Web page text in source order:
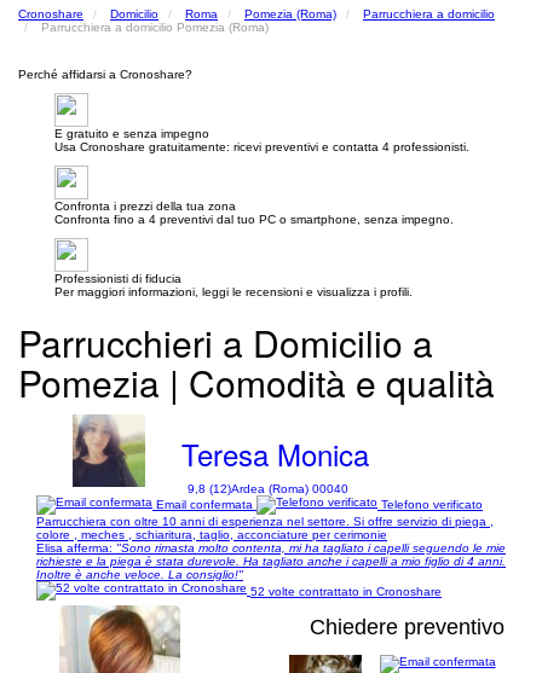
Cronoshare Domicilio Roma Pomezia (Roma)
Parrucchiera a domicilio
Parrucchiera a domicilio Pomezia (Roma)
Perché affidarsi a Cronoshare?
E gratuito e senza impegno
Usa Cronoshare gratuitamente: ricevi preventivi e contatta 4 professionisti.
Confronta i prezzi della tua zona
Confronta fino a 4 preventivi dal tuo PC o smartphone, senza impegno.
Professionisti di fiducia
Per maggiori informazioni, leggi le recensioni e visualizza i profili.
Parrucchieri a Domicilio a
Pomezia | Comodità e qualità
Teresa Monica
9,8 (12)Ardea (Roma) 00040
Email confermata
Telefono verificato
Parrucchiera con oltre 10 anni di esperienza nel settore. Si offre servizio di piega ,
colore , meches , schiaritura, taglio, acconciature per cerimonie
Elisa afferma: "Sono rimasta molto contenta, mi ha tagliato i capelli seguendo le mie
richieste e la piega è stata durevole. Ha tagliato anche i capelli a mio figlio di 4 anni.
Inoltre è anche veloce. La consiglio!"
52 volte contrattato in Cronoshare
Chiedere preventivo